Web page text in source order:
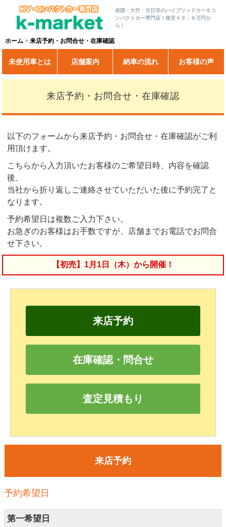
岩国・大竹・廿日市のハイブリッドカー＆コ
ンパクトカー専門店！格安４９．８万円か
ら！
ホーム 来店予約・お問合せ・在庫確認
未使用車とは 店舗案内 納車の流れ お客様の声
来店予約・お問合せ・在庫確認
以下のフォームから来店予約・お問合せ・在庫確認がご利
用頂けます。
こちらから入力頂いたお客様のご希望日時、内容を確認
後、
当社から折り返しご連絡させていただいた後に予約完了と
なります。
予約希望日は複数ご入力下さい。
お急ぎのお客様はお手数ですが、店舗までお電話でお問合
せ下さい。
【初売】1月1日（木）から開催！
来店予約
在庫確認・問合せ
査定見積もり
来店予約
予約希望日
第一希望日